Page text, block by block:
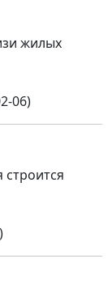
жилых
06)